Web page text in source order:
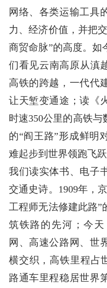
网络、各类运输工具
力、经济价值，并把
商贸命脉”的高度。如
们看见云南高原从滇
高铁的跨越，一代代
让天堑变通途；读《
时速350公里的高铁
的“阎王路”形成鲜明
难起步到世界领跑飞跃
我们读实体书、电子
交通史诗。1909年，
工程师无法修建此路”
筑铁路的先河；今
网、高速公路网、世
横交织，高铁里程占
路通车里程稳居世界